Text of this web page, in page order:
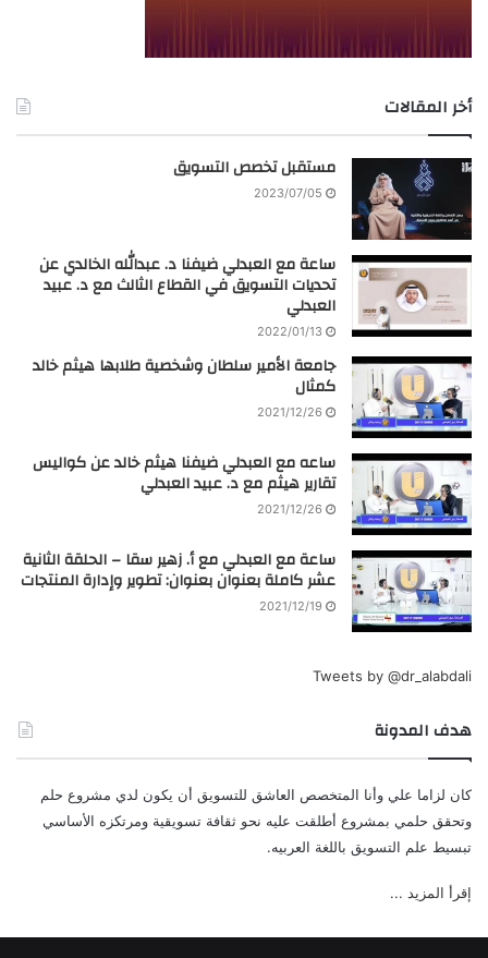
أخر المقالات
مستقبل تخصص التسويق
2023/07/05
ساعة مع العبدلي ضيفنا د. عبدالله الخالدي عن
تحديات التسويق في القطاع الثالث مع د. عبيد
العبدلي
2022/01/13
جامعة الأمير سلطان وشخصية طلابها هيثم خالد
كمثال
2021/12/26
ساعه مع العبدلي ضيفنا هيثم خالد عن كواليس
تقارير هيثم مع د. عبيد العبدلي
2021/12/26
ساعة مع العبدلي مع أ. زهير سقا – الحلقة الثانية
عشر كاملة بعنوان بعنوان: تطوير وإدارة المنتجات
2021/12/19
Tweets by @dr_alabdali
هدف المدونة
كان لزاما علي وأنا المتخصص العاشق للتسويق أن يكون لدي مشروع حلم
وتحقق حلمي بمشروع أطلقت عليه نحو ثقافة تسويقية ومرتكزه الأساسي
تبسيط علم التسويق باللغة العربيه.
إقرأ المزيد ...